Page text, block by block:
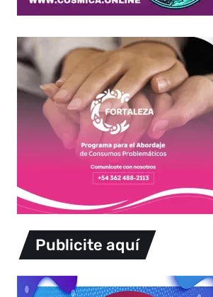
Publicite aquí